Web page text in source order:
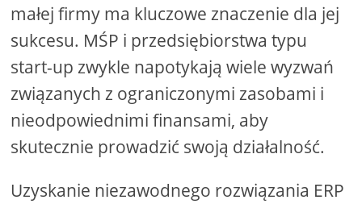
małej firmy ma kluczowe znaczenie dla jej
sukcesu. MŚP i przedsiębiorstwa typu
start-up zwykle napotykają wiele wyzwań
związanych z ograniczonymi zasobami i
nieodpowiednimi finansami, aby
skutecznie prowadzić swoją działalność.
Uzyskanie niezawodnego rozwiązania ERP